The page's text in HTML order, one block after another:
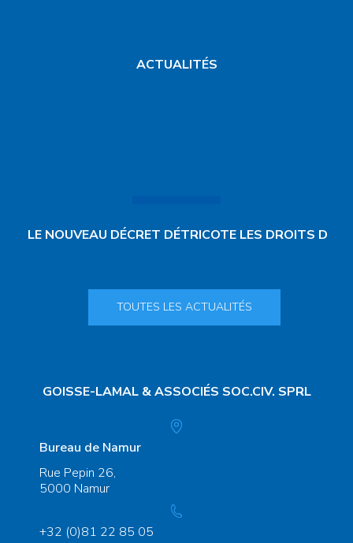
GOISSE-LAMAL & ASSOCIÉS SOC.CIV. SPRL
Bureau de Namur
Rue Pepin 26,
5000 Namur
+32 (0)81 22 85 05
ACTUALITÉS
LE NOUVEAU DÉCRET DÉTRICOTE LES DROITS D
TOUTES LES ACTUALITÉS